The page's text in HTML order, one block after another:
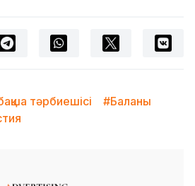
тәрбиешісі
#Баланы